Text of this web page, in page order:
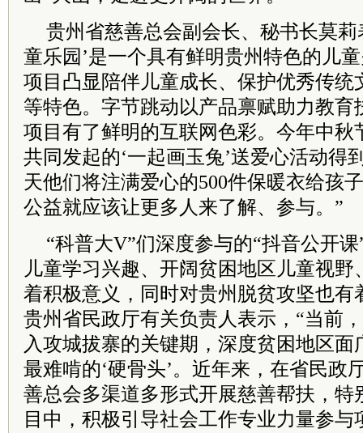
贵州省慈善总会副会长、秘书长莫莉
童乐园’是一个具有鲜明贵州特色的儿
项目凸显陪伴儿童成长、保护优秀传统
等特色。字节跳动以产品禀赋助力教育
项目有了鲜明的互联网色彩。今年中秋
共同发起的‘一起画玉兔’送爱心活动得
天他们将注满爱心的500件保暖衣给孩
公益就应该让更多人来了解、参与。”
“科普大V”们深度参与的“抖音公开
儿童学习兴趣、开阔贫困地区儿童视
着积极意义，同时对贵州脱贫攻坚也有
贵州省民政厅有关负责人表示，“当前
入攻城拔寨的关键期，深度贫困地区面
最难啃的‘硬骨头’。近年来，在省民政
善总会多渠道多形式开展慈善帮扶，特
目中，积极引导社会工作专业力量参